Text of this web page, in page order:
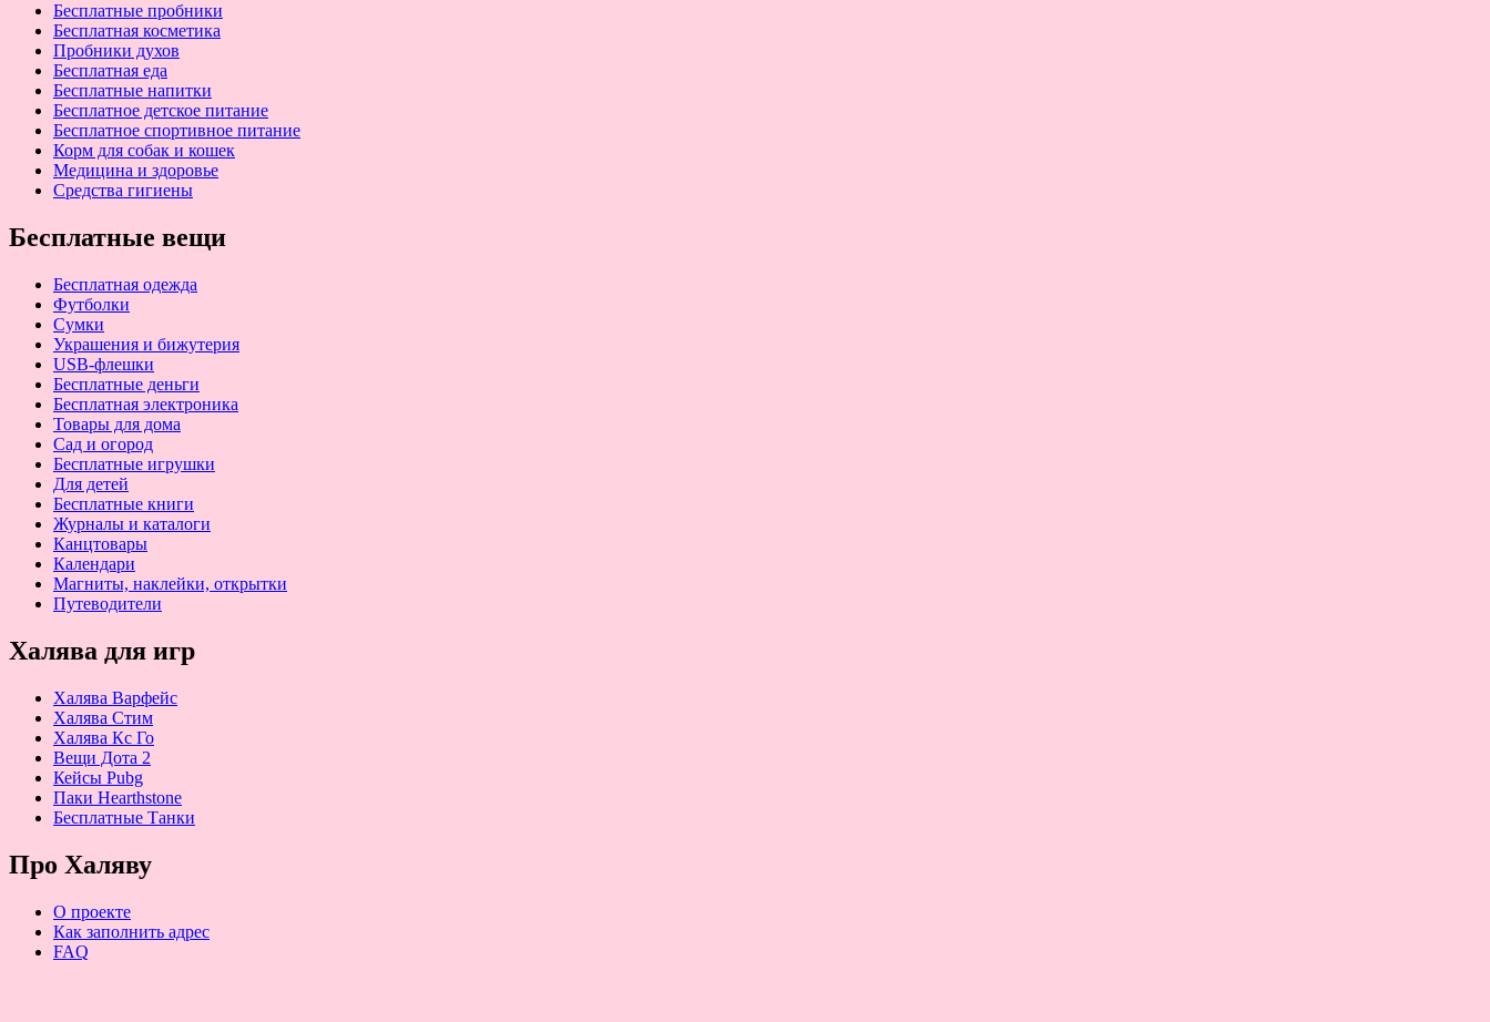
Бесплатные пробники
Бесплатная косметика
Пробники духов
Бесплатная еда
Бесплатные напитки
Бесплатное детское питание
Бесплатное спортивное питание
Корм для собак и кошек
Медицина и здоровье
Средства гигиены
Бесплатные вещи
Бесплатная одежда
Футболки
Сумки
Украшения и бижутерия
USB-флешки
Бесплатные деньги
Бесплатная электроника
Товары для дома
Сад и огород
Бесплатные игрушки
Для детей
Бесплатные книги
Журналы и каталоги
Канцтовары
Календари
Магниты, наклейки, открытки
Путеводители
Халява для игр
Халява Варфейс
Халява Стим
Халява Кс Го
Вещи Дота 2
Кейсы Pubg
Паки Hearthstone
Бесплатные Танки
Про Халяву
О проекте
Как заполнить адрес
FAQ